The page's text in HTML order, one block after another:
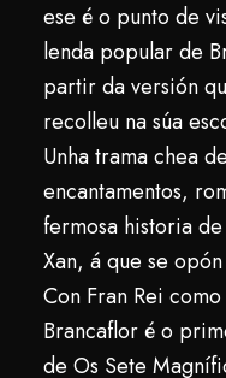
ese é o punto de
lenda popular de
partir da versión
recolleu na súa
Unha trama chea
encantamentos,
fermosa historia
Xan, á que se
Con Fran Rei
Brancaflor é o
de Os Sete